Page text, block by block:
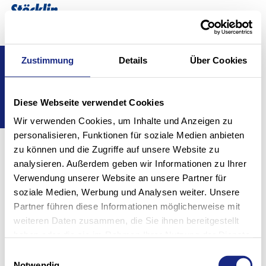
Zustimmung Details Über Cookies
Diese Webseite verwendet Cookies
Wir verwenden Cookies, um Inhalte und Anzeigen zu
personalisieren, Funktionen für soziale Medien anbieten
zu können und die Zugriffe auf unsere Website zu
analysieren. Außerdem geben wir Informationen zu Ihrer
Verwendung unserer Website an unsere Partner für
soziale Medien, Werbung und Analysen weiter. Unsere
Partner führen diese Informationen möglicherweise mit
weiteren Daten zusammen, die Sie ihnen bereitgestellt
Don't show this message again
Inicio Soluciones
Sectores
Funciones
Software intralogístico
Modernización